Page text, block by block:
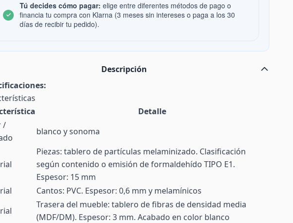
Tú decides cómo pagar: elige entre diferentes métodos de pago o
financia tu compra con Klarna (3 meses sin intereses o paga a los 30
días de recibir tu pedido).
Descripción
Detalle
/
blanco y sonoma
Piezas: tablero de partículas melaminizado. Clasificación
según contenido o emisión de formaldehído TIPO E1.
Espesor: 15 mm
Cantos: PVC. Espesor: 0,6 mm y melamínicos
Trasera del mueble: tablero de fibras de densidad media
(MDF/DM). Espesor: 3 mm. Acabado en color blanco